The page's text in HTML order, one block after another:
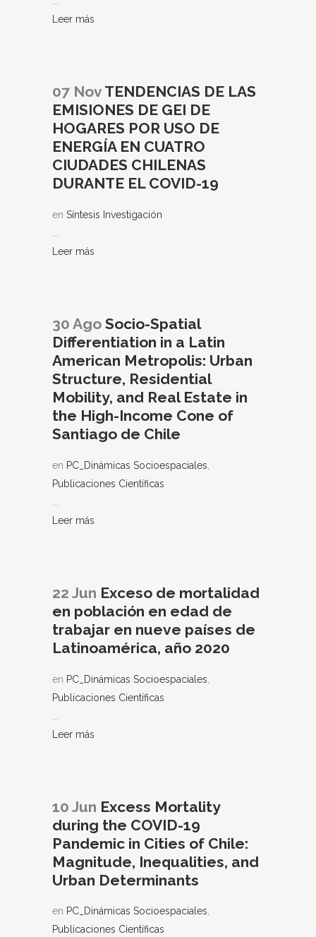
Leer más
07 Nov TENDENCIAS DE LAS
EMISIONES DE GEI DE
HOGARES POR USO DE
ENERGÍA EN CUATRO
CIUDADES CHILENAS
DURANTE EL COVID-19
en Síntesis Investigación
Leer más
30 Ago Socio-Spatial
Differentiation in a Latin
American Metropolis: Urban
Structure, Residential
Mobility, and Real Estate in
the High-Income Cone of
Santiago de Chile
en PC_Dinámicas Socioespaciales
Publicaciones Científicas
Leer más
22 Jun Exceso de mortalidad
en población en edad de
trabajar en nueve países de
Latinoamérica, año 2020
en PC_Dinámicas Socioespaciales
Publicaciones Científicas
Leer más
10 Jun Excess Mortality
during the COVID-19
Pandemic in Cities of Chile:
Magnitude, Inequalities, and
Urban Determinants
en PC_Dinámicas Socioespaciales,
Publicaciones Científicas